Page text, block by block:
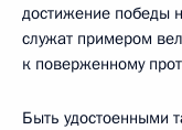
достижение победы
служат примером
к поверженному
Быть удостоенными